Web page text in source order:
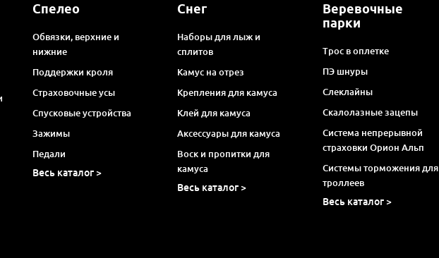
Спелео
Обвязки, верхние и
нижние
Поддержки кроля
Страховочные усы
Спусковые устройства
Зажимы
Педали
Весь каталог >
Снег
Наборы для лыж и
сплитов
Камус на отрез
Крепления для камуса
Клей для камуса
Аксессуары для камуса
Воск и пропитки для
камуса
Весь каталог >
Веревочные
парки
Трос в оплетке
ПЭ шнуры
Слеклайны
Скалолазные зацепы
Система непрерывной
страховки Орион Альп
Системы торможения для
троллеев
Весь каталог >